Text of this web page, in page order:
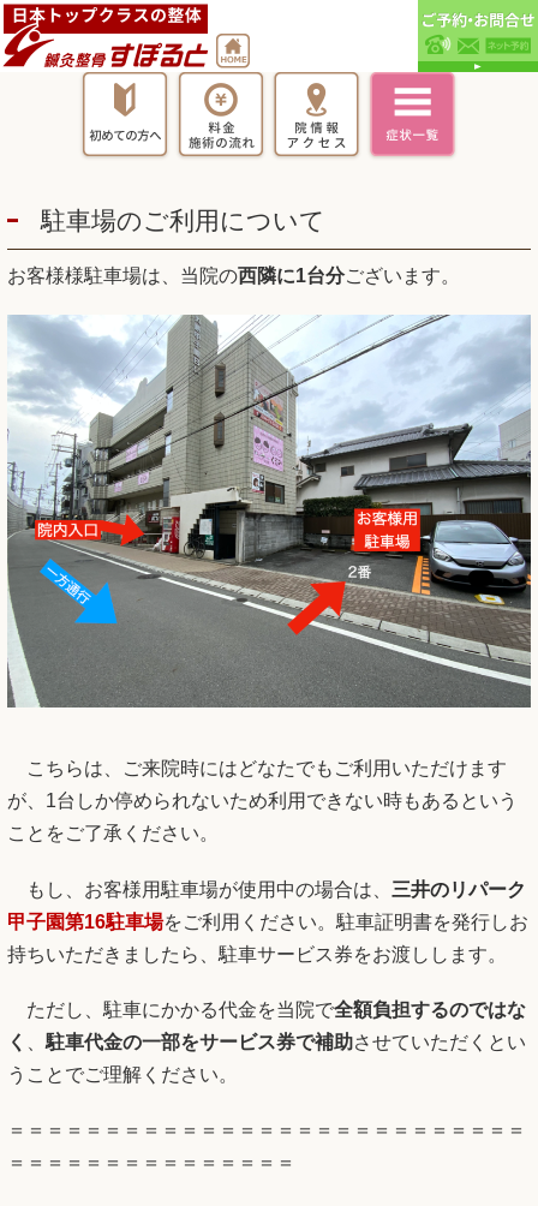
駐車場のご利用について
お客様様駐車場は、当院の西隣に1台分ございます。
こちらは、ご来院時にはどなたでもご利用いただけます
が、1台しか停められないため利用できない時もあるという
ことをご了承ください。
もし、お客様用駐車場が使用中の場合は、 三井のリパーク
甲子園第16駐車場をご利用ください。駐車証明書を発行しお
持ちいただきましたら、駐車サービス券をお渡しします。
ただし、駐車にかかる代金を当院で全額負担するのではな
く
駐車代金の一部をサービス券で補助させていただくとい
うことでご理解ください。
＝＝＝＝＝＝＝＝＝＝＝＝＝＝＝＝＝＝＝＝＝＝＝＝＝＝＝
＝＝＝＝＝＝＝＝＝＝＝＝＝＝＝